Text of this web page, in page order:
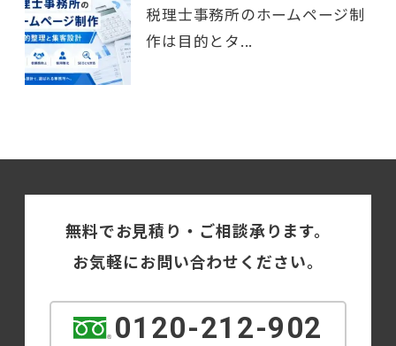
税理士事務所のホームページ制
作は目的とタ...
無料でお見積り・ご相談承ります。
お気軽にお問い合わせください。
0120-212-902